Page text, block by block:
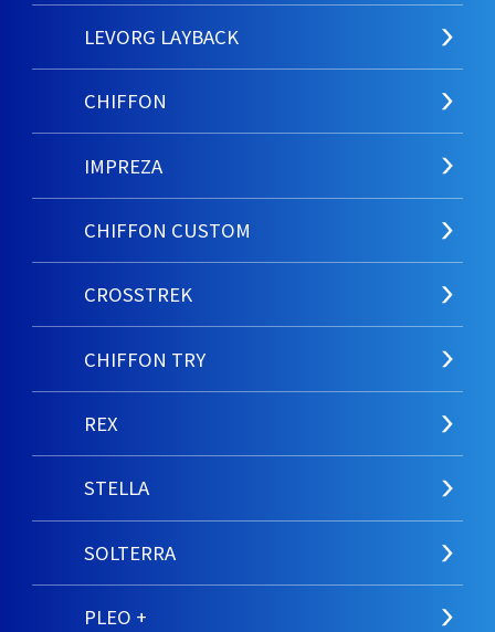
LEVORG LAYBACK
CHIFFON
IMPREZA
CHIFFON CUSTOM
CROSSTREK
CHIFFON TRY
REX
STELLA
SOLTERRA
PLEO +